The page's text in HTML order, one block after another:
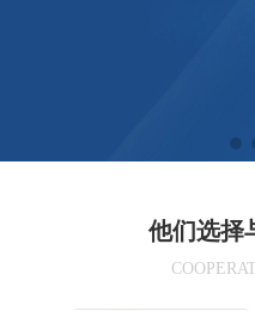
他们选择